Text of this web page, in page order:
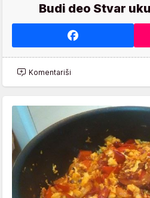
Budi deo Stvar
Komentariši